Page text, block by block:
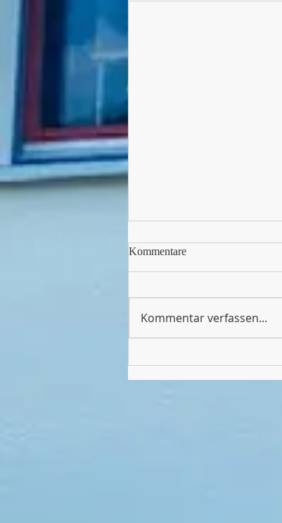
Kommentare
Kommentar verfassen...